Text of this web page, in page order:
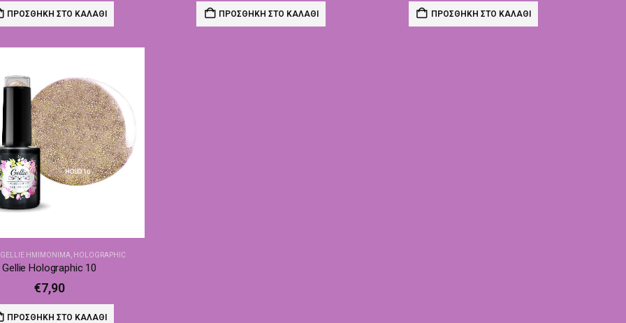
ΠΡΟΣΘΉΚΗ ΣΤΟ ΚΑΛΆΘΙ ΠΡΟΣΘΉΚΗ ΣΤΟ ΚΑΛΆΘΙ ΠΡΟΣΘΉΚΗ ΣΤΟ ΚΑΛΆΘΙ
GELLIE ΗΜΙΜΌΝΙΜΑ HOLOGRAPHIC
Gellie Holographic 10
€7,90
ΠΡΟΣΘΉΚΗ ΣΤΟ ΚΑΛΆΘΙ